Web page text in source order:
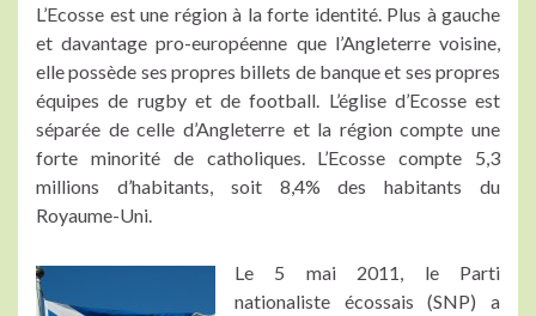
L’Ecosse est une région à la forte identité. Plus à gauche
et davantage pro-européenne que l’Angleterre voisine,
elle possède ses propres billets de banque et ses propres
équipes de rugby et de football. L’église d’Ecosse est
séparée de celle d’Angleterre et la région compte une
forte minorité de catholiques. L’Ecosse compte 5,3
millions d’habitants, soit 8,4% des habitants du
Royaume-Uni.
Le 5 mai 2011, le Parti
nationaliste écossais (SNP) a